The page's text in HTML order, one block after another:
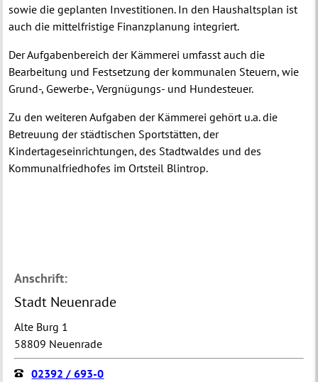
sowie die geplanten Investitionen. In den Haushaltsplan ist
auch die mittelfristige Finanzplanung integriert.
Der Aufgabenbereich der Kämmerei umfasst auch die
Bearbeitung und Festsetzung der kommunalen Steuern, wie
Grund-, Gewerbe-, Vergnügungs- und Hundesteuer.
Zu den weiteren Aufgaben der Kämmerei gehört u.a. die
Betreuung der städtischen Sportstätten, der
Kindertageseinrichtungen, des Stadtwaldes und des
Kommunalfriedhofes im Ortsteil Blintrop.
Anschrift:
Stadt Neuenrade
Alte Burg 1
58809 Neuenrade
02392 / 693-0